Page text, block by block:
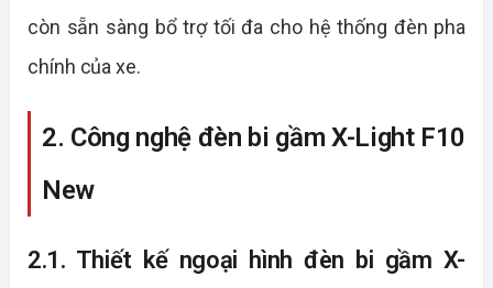
còn sẵn sàng bổ trợ tối đa cho hệ thống đèn pha
chính của xe.
2. Công nghệ đèn bi gầm X-Light F10
New
2.1. Thiết kế ngoại hình đèn bi gầm X-